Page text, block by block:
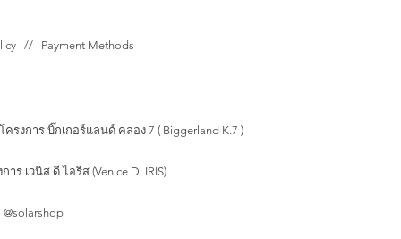
// Payment Methods
โครงการ บิ๊กเกอร์แลนด์ คลอง 7 ( Biggerland K.7 )
าร เวนิส ดี ไอริส (Venice Di IRIS)